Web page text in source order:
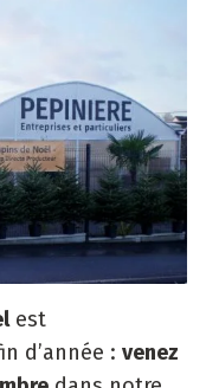
est
d’année : venez